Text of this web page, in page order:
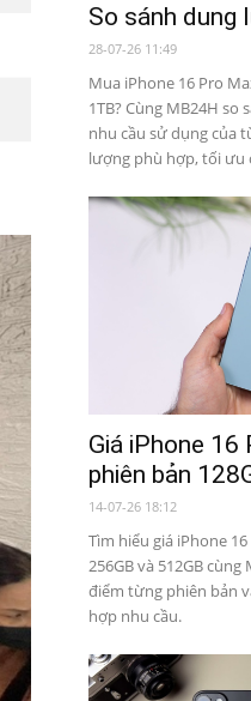
So sánh dung
28-07-26 11:49
Mua iPhone 16 Pro
1TB? Cùng MB24H
nhu cầu sử dụng của
lượng phù hợp, tối ưu
Giá iPhone 16
phiên bản
14-07-26 18:12
Tìm hiểu giá iPhone
256GB và 512GB
điểm từng phiên bản
hợp nhu cầu.